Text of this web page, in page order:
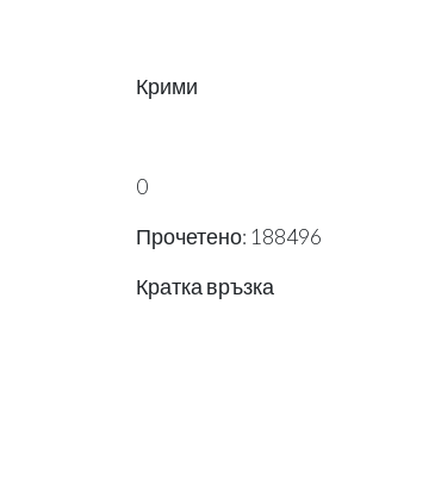
Крими
0
Прочетено: 188496
Кратка връзка